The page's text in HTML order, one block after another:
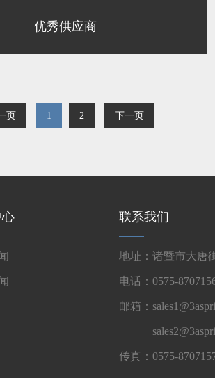
优秀供应商
页 1 2 下一页
联系我们
地址：诸暨市大唐
电话：0575-
邮箱：
传真：0575-